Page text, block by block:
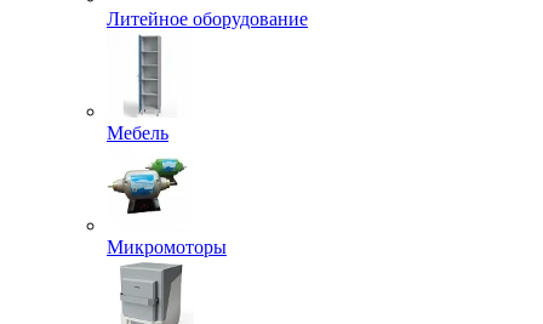
Литейное оборудование
Мебель
Микромоторы